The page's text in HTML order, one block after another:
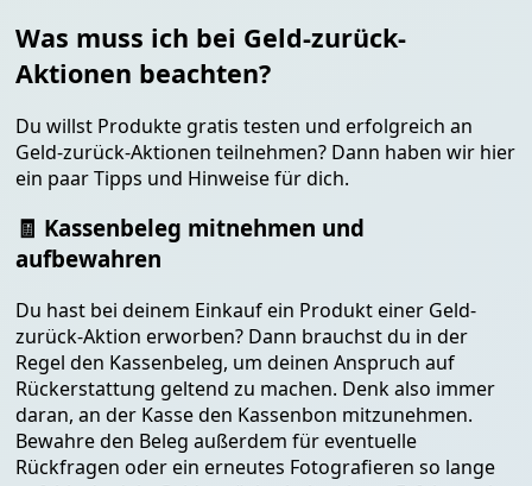
Was muss ich bei Geld-zurück-
Aktionen beachten?
Du willst Produkte gratis testen und erfolgreich an
Geld-zurück-Aktionen teilnehmen? Dann haben wir hier
ein paar Tipps und Hinweise für dich.
🧾 Kassenbeleg mitnehmen und
aufbewahren
Du hast bei deinem Einkauf ein Produkt einer Geld-
zurück-Aktion erworben? Dann brauchst du in der
Regel den Kassenbeleg, um deinen Anspruch auf
Rückerstattung geltend zu machen. Denk also immer
daran, an der Kasse den Kassenbon mitzunehmen.
Bewahre den Beleg außerdem für eventuelle
Rückfragen oder ein erneutes Fotografieren so lange